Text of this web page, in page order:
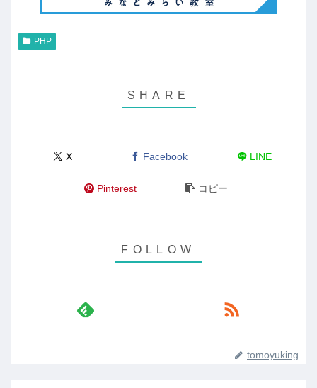
PHP
X Facebook LINE
Pinterest コピー
tomoyuking